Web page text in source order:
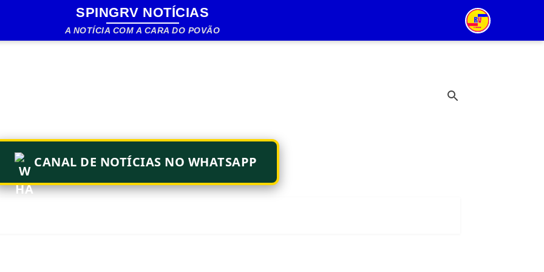
Pular para o conteúdo principal
SPINGRV NOTÍCIAS
A NOTÍCIA COM A CARA DO POVÃO
CANAL DE NOTÍCIAS NO WHATSAPP